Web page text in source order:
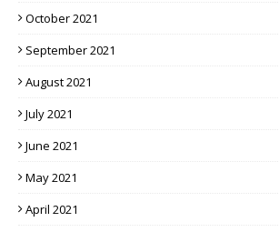
October 2021
September 2021
August 2021
July 2021
June 2021
May 2021
April 2021